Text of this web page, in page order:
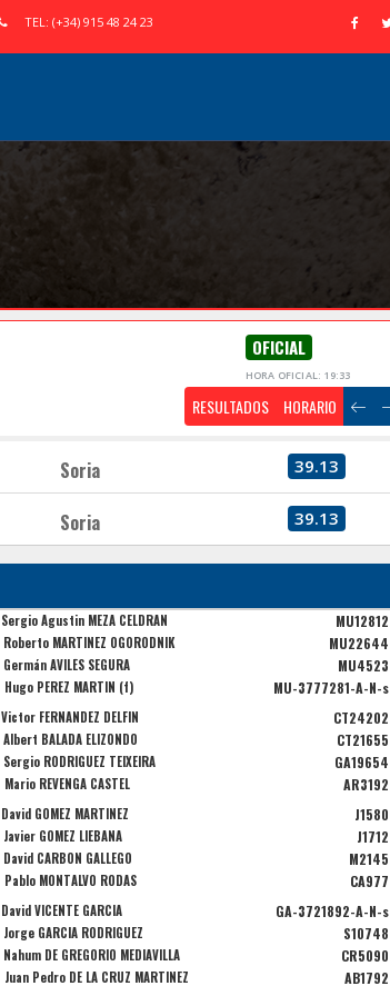
TEL: (+34) 915 48 24 23
OFICIAL
HORA OFICIAL: 19:33
RESULTADOS HORARIO
Soria 39.13
Soria 39.13
Sergio Agustin MEZA CELDRAN
MU12812
Roberto MARTINEZ OGORODNIK
MU22644
Germán AVILÉS SEGURA
MU4523
Hugo PEREZ MARTIN (f) MU-3777281-A-N-s
Victor FERNANDEZ DELFIN
CT24202
Albert BALADA ELIZONDO
CT21655
Sergio RODRIGUEZ TEIXEIRA
GA19654
Mario REVENGA CASTEL AR3192
David GOMEZ MARTINEZ
J1580
Javier GOMEZ LIEBANA
J1712
David CARBON GALLEGO
M2145
Pablo MONTALVO RODAS CA977
David VICENTE GARCIA
GA-3721892-A-N-s
Jorge GARCIA RODRIGUEZ
S10748
Nahum DE GREGORIO MEDIAVILLA
CR5090
Juan Pedro DE LA CRUZ MARTINEZ AB1792